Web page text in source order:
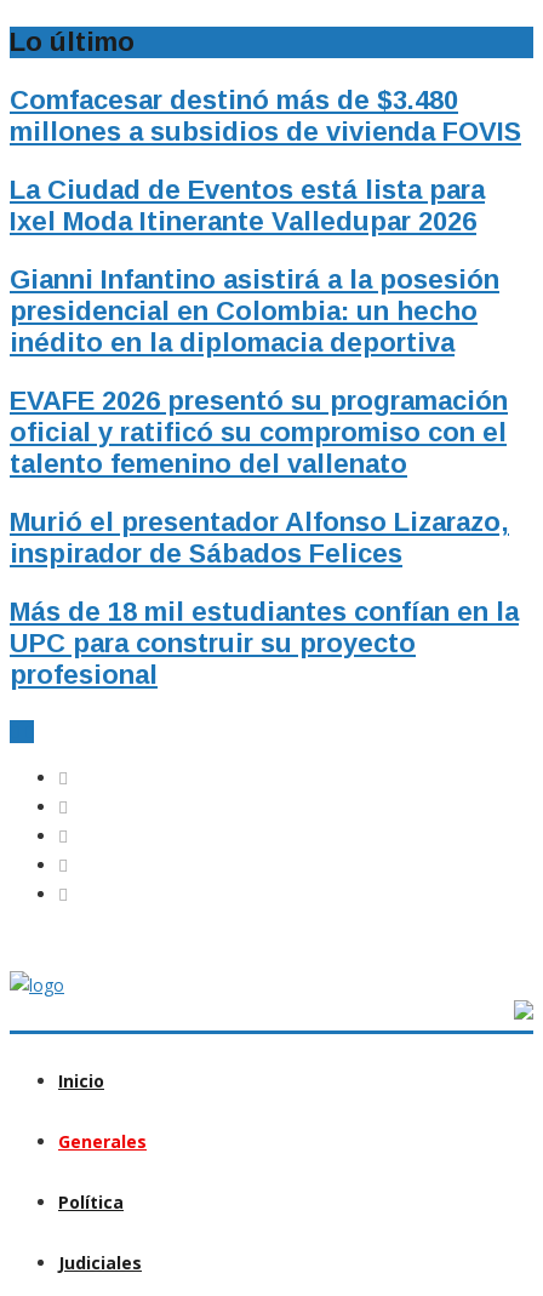
Lo último
Comfacesar destinó más de $3.480
millones a subsidios de vivienda FOVIS
La Ciudad de Eventos está lista para
Ixel Moda Itinerante Valledupar 2026
Gianni Infantino asistirá a la posesión
presidencial en Colombia: un hecho
inédito en la diplomacia deportiva
EVAFE 2026 presentó su programación
oficial y ratificó su compromiso con el
talento femenino del vallenato
Murió el presentador Alfonso Lizarazo,
inspirador de Sábados Felices
Más de 18 mil estudiantes confían en la
UPC para construir su proyecto
profesional
Inicio
Generales
Política
Judiciales